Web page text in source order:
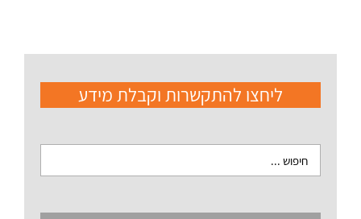
ליחצו להתקשרות וקבלת מידע